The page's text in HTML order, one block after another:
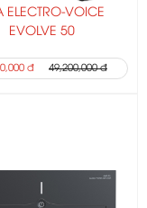
ELECTRO-VOICE
EVOLVE 50
đ 49,200,000 đ